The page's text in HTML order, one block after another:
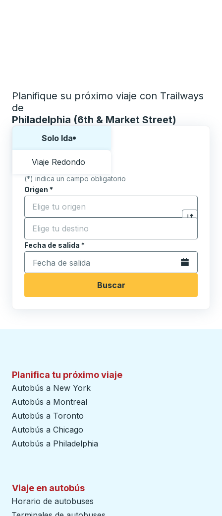
Planifique su próximo viaje con Trailways
de
Philadelphia (6th & Market Street)
Solo Ida
Viaje Redondo
(*) indica un campo obligatorio
Origen *
Comience a escribir la ciudad de origen para abrir
Haga clic
Destino *
Comience a escribir la ciudad de destino para abrir
Fecha de salida *
Escriba la fecha en formato de fecha Barra diagonal
Abra el
Buscar
Planifica tu próximo viaje
Autobús a New York
Autobús a Montreal
Autobús a Toronto
Autobús a Chicago
Autobús a Philadelphia
Viaje en autobús
Horario de autobuses